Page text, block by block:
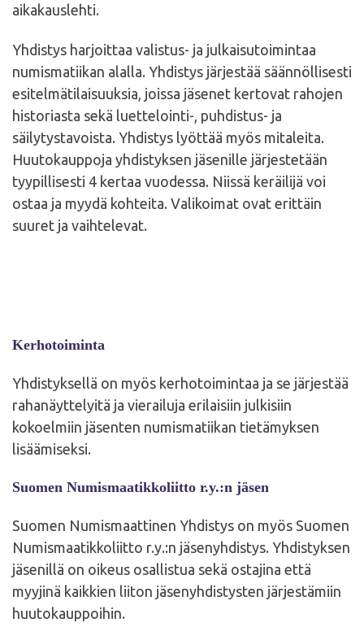
aikakauslehti.
Yhdistys harjoittaa valistus- ja julkaisutoimintaa
numismatiikan alalla. Yhdistys järjestää säännöllisesti
esitelmätilaisuuksia, joissa jäsenet kertovat rahojen
historiasta sekä luettelointi-, puhdistus- ja
säilytystavoista. Yhdistys lyöttää myös mitaleita.
Huutokauppoja yhdistyksen jäsenille järjestetään
tyypillisesti 4 kertaa vuodessa. Niissä keräilijä voi
ostaa ja myydä kohteita. Valikoimat ovat erittäin
suuret ja vaihtelevat.
Kerhotoiminta
Yhdistyksellä on myös kerhotoimintaa ja se järjestää
rahanäyttelyitä ja vierailuja erilaisiin julkisiin
kokoelmiin jäsenten numismatiikan tietämyksen
lisäämiseksi.
Suomen Numismaatikkoliitto r.y.:n jäsen
Suomen Numismaattinen Yhdistys on myös Suomen
Numismaatikkoliitto r.y.:n jäsenyhdistys. Yhdistyksen
jäsenillä on oikeus osallistua sekä ostajina että
myyjinä kaikkien liiton jäsenyhdistysten järjestämiin
huutokauppoihin.